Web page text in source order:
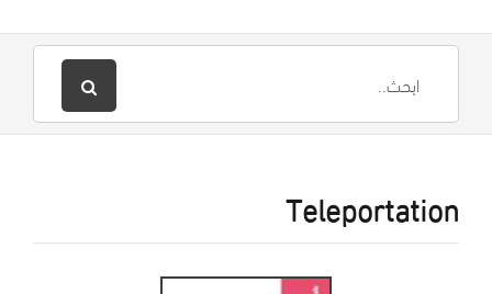
Teleportation